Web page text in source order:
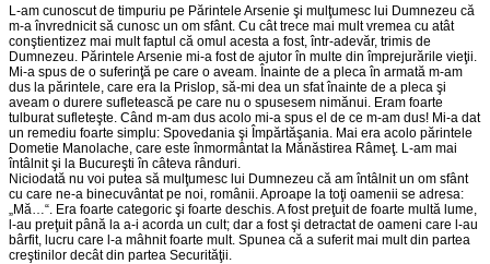
L-am cunoscut de timpuriu pe Părintele Arsenie şi mulţumesc lui Dumnezeu că
m-a învrednicit să cunosc un om sfânt. Cu cât trece mai mult vremea cu atât
conştientizez mai mult faptul că omul acesta a fost, într-adevăr, trimis de
Dumnezeu. Părintele Arsenie mi-a fost de ajutor în multe din împrejurările vieţii.
Mi-a spus de o suferinţă pe care o aveam. Înainte de a pleca în armată m-am
dus la părintele, care era la Prislop, să-mi dea un sfat înainte de a pleca şi
aveam o durere sufletească pe care nu o spusesem nimănui. Eram foarte
tulburat sufleteşte. Când m-am dus acolo mi-a spus el de ce m-am dus! Mi-a dat
un remediu foarte simplu: Spovedania şi Împărtăşania. Mai era acolo părintele
Dometie Manolache, care este înmormântat la Mănăstirea Râmeţ. L-am mai
întâlnit şi la Bucureşti în câteva rânduri.
Niciodată nu voi putea să mulţumesc lui Dumnezeu că am întâlnit un om sfânt
cu care ne-a binecuvântat pe noi, românii. Aproape la toţi oamenii se adresa:
„Mă…“. Era foarte categoric şi foarte deschis. A fost preţuit de foarte multă lume,
l-au preţuit până la a-i acorda un cult; dar a fost şi detractat de oameni care l-au
bârfit, lucru care l-a mâhnit foarte mult. Spunea că a suferit mai mult din partea
creştinilor decât din partea Securităţii.